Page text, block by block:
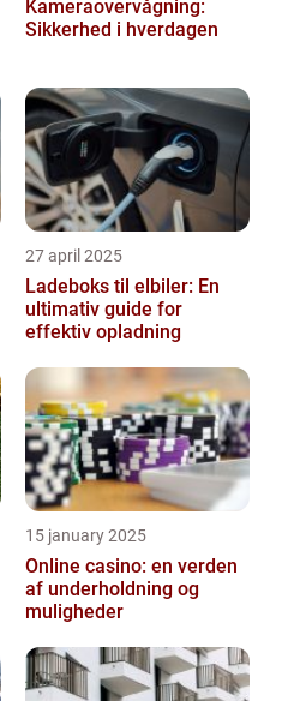
Kameraovervågning:
Sikkerhed i hverdagen
27 april 2025
Ladeboks til elbiler: En
ultimativ guide for
effektiv opladning
15 january 2025
Online casino: en verden
af underholdning og
muligheder